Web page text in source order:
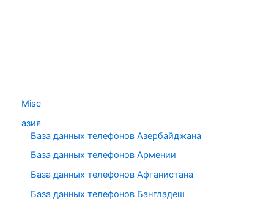
Misc
азия
База данных телефонов Азербайджана
База данных телефонов Армении
База данных телефонов Афганистана
База данных телефонов Бангладеш